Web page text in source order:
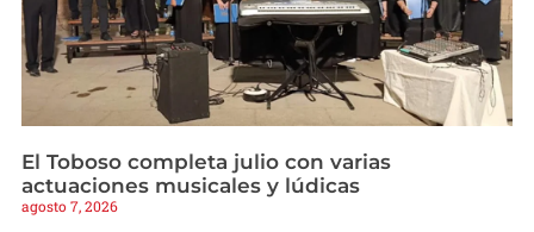
El Toboso completa julio con varias
actuaciones musicales y lúdicas
agosto 7, 2026